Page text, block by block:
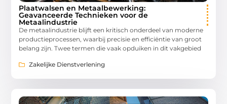
Plaatwalsen en Metaalbewerking:
Geavanceerde Technieken voor de
Metaalindustrie
De metaalindustrie blijft een kritisch onderdeel van moderne
productieprocessen, waarbij precisie en efficiëntie van groot
belang zijn. Twee termen die vaak opduiken in dit vakgebied
Zakelijke Dienstverlening